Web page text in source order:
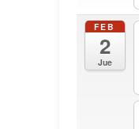
FEB
2
Jue